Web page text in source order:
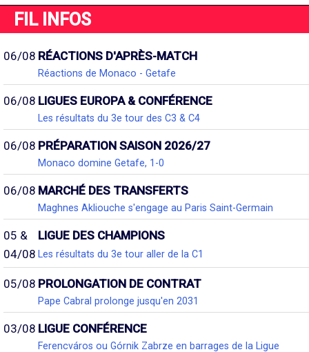
FIL INFOS
06/08 RÉACTIONS D'APRÈS-MATCH
Réactions de Monaco - Getafe
06/08 LIGUES EUROPA & CONFÉRENCE
Les résultats du 3e tour des C3 & C4
06/08 PRÉPARATION SAISON 2026/27
Monaco domine Getafe, 1-0
06/08 MARCHÉ DES TRANSFERTS
Maghnes Akliouche s'engage au Paris Saint-Germain
05 &
04/08
LIGUE DES CHAMPIONS
Les résultats du 3e tour aller de la C1
05/08 PROLONGATION DE CONTRAT
Pape Cabral prolonge jusqu'en 2031
03/08 LIGUE CONFÉRENCE
Ferencváros ou Górnik Zabrze en barrages de la Ligue